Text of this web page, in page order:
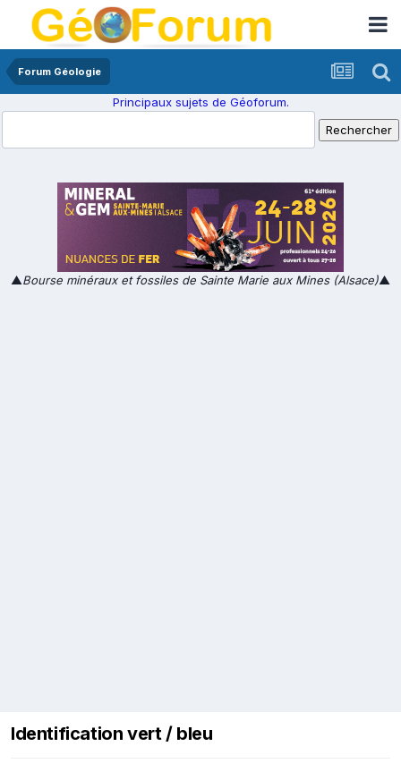
Forum Géologie
Principaux sujets de Géoforum.
▲Bourse minéraux et fossiles de Sainte Marie aux Mines (Alsace)▲
Identification vert / bleu